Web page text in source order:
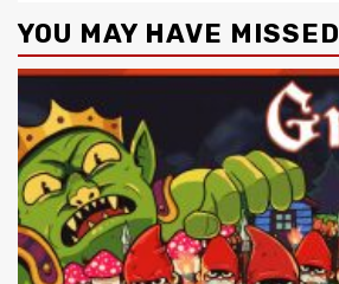
YOU MAY HAVE MISSED